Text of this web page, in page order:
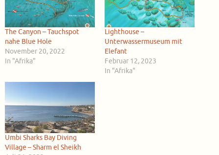
The Canyon – Tauchspot
nahe Blue Hole
November 20, 2022
In "Afrika"
Lighthouse –
Unterwassermuseum mit
Elefant
Februar 12, 2023
In "Afrika"
Umbi Sharks Bay Diving
Village – Sharm el Sheikh